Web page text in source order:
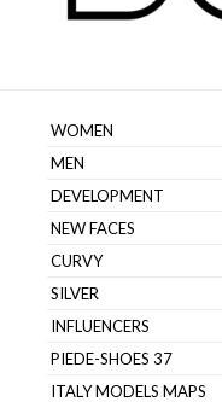
WOMEN
MEN
DEVELOPMENT
NEW FACES
CURVY
SILVER
INFLUENCERS
PIEDE-SHOES 37
ITALY MODELS MAPS